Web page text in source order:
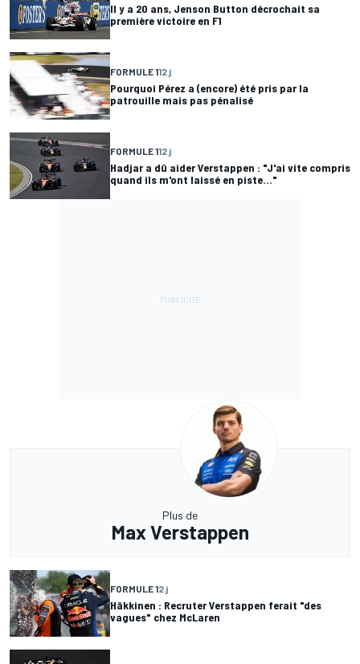
Il y a 20 ans, Jenson Button décrochait sa
première victoire en F1
FORMULE 112 j
Pourquoi Pérez a (encore) été pris par la
patrouille mais pas pénalisé
FORMULE 112 j
Hadjar a dû aider Verstappen : "J'ai vite compris
quand ils m'ont laissé en piste..."
Plus de
Max Verstappen
FORMULE 12 j
Häkkinen : Recruter Verstappen ferait "des
vagues" chez McLaren